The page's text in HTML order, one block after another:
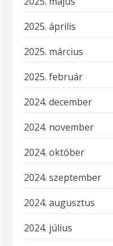
2025. április
2025. március
2025. február
2024. december
2024. november
2024. október
2024. szeptember
2024. augusztus
2024. július